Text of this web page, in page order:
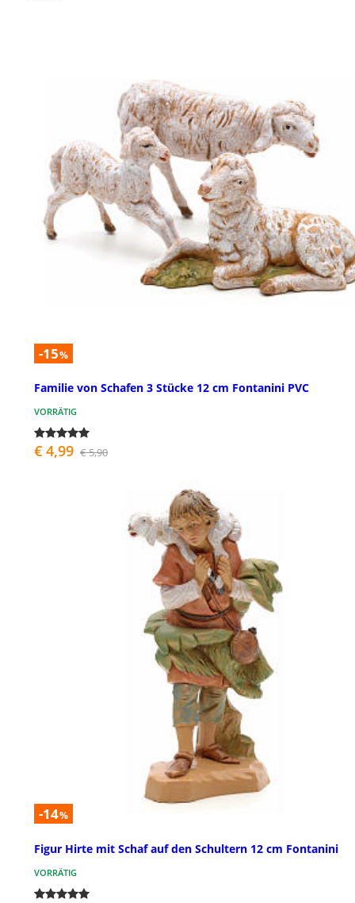
-15%
Familie von Schafen 3 Stücke 12 cm Fontanini PVC
VORRÄTIG
€ 4,99 € 5,90
-14%
Figur Hirte mit Schaf auf den Schultern 12 cm Fontanini
VORRÄTIG